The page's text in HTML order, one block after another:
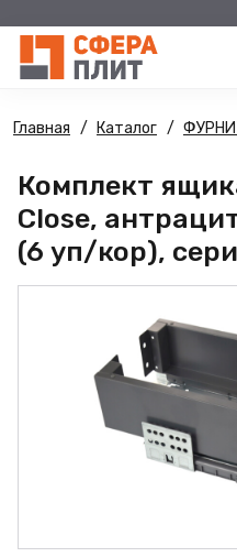
Главная Каталог
Комплект
Close,
(6 уп/кор),